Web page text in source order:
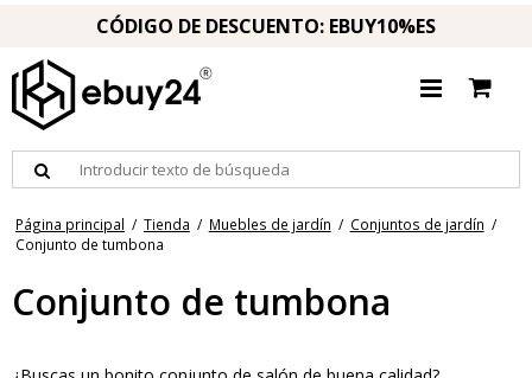
CÓDIGO DE DESCUENTO: EBUY10%ES
Página principal / Tienda / Muebles de jardín / Conjuntos de jardín /
Conjunto de tumbona
Conjunto de tumbona